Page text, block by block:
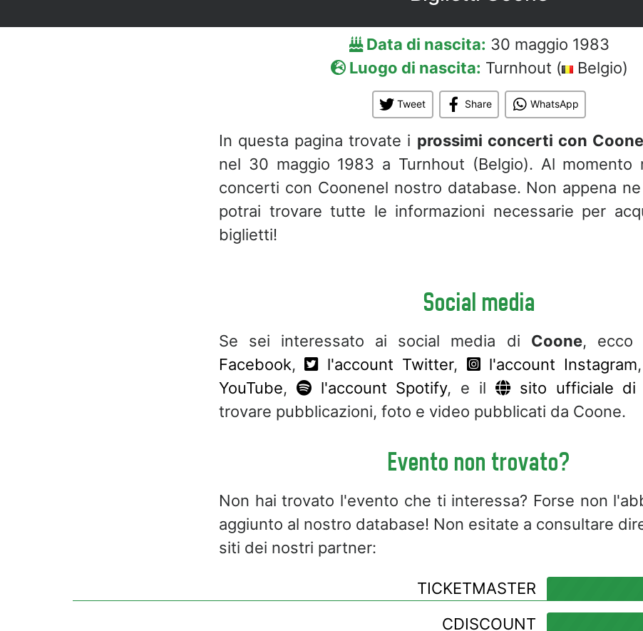
Data di nascita: 30 maggio 1983
Luogo di nascita: Turnhout ( Belgio)
Tweet Share WhatsApp
In questa pagina trovate i prossimi concerti con Coone
nel 30 maggio 1983 a Turnhout (Belgio). Al momento
concerti con Coonenel nostro database. Non appena
potrai trovare tutte le informazioni necessarie per
biglietti!
Social media
Se sei interessato ai social media di Coone, ecco
Facebook, l'account Twitter, l'account Instagram,
YouTube, l'account Spotify, e il sito ufficiale di
trovare pubblicazioni, foto e video pubblicati da Coone.
Evento non trovato?
Non hai trovato l'evento che ti interessa? Forse non
aggiunto al nostro database! Non esitate a consultare
siti dei nostri partner:
TICKETMASTER
CDISCOUNT